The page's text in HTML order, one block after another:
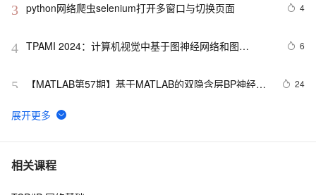
3 python网络爬虫selenium打开多窗口与切换页面 4
4 TPAMI 2024：计算机视觉中基于图神经网络和图
6
5
【MATLAB第57期】基于MATLAB的双隐含层BP神经网
24
6 网络协议及应用之二：校验和
7 【学习记录】《DeepLearning.ai》第十课：卷积神经网
相关课程